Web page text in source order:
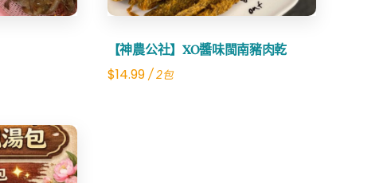
【神農公社】XO醬味閩南豬肉乾
$14.99/ 2包